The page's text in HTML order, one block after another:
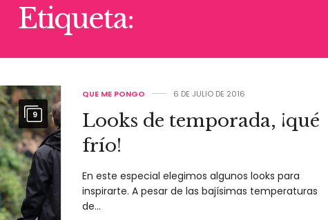
Etiqueta:
9
QUE ME PONGO 6 DE JULIO DE 2016
Looks de temporada, ¡qué
frío!
En este especial elegimos algunos looks para
inspirarte. A pesar de las bajísimas temperaturas
de…